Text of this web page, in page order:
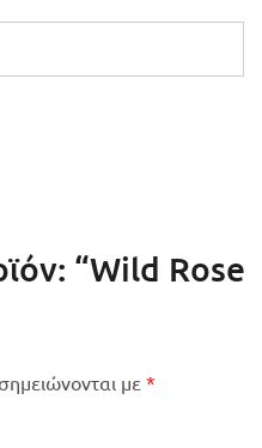
“Wild Rose
με*